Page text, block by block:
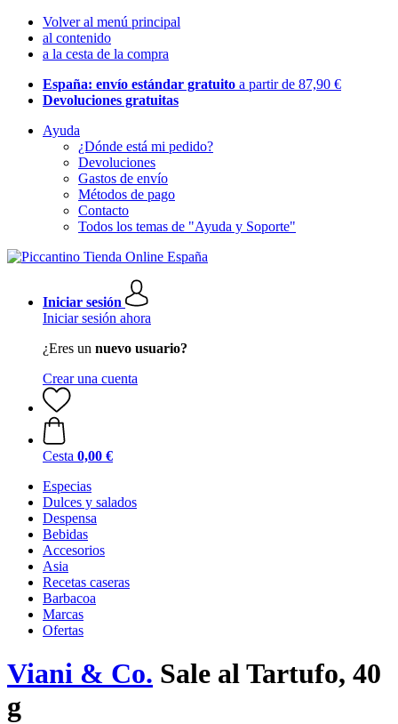
Volver al menú principal
al contenido
a la cesta de la compra
España: envío estándar gratuito a partir de 87,90 €
Devoluciones gratuitas
Ayuda
¿Dónde está mi pedido?
Devoluciones
Gastos de envío
Métodos de pago
Contacto
Todos los temas de "Ayuda y Soporte"
Iniciar sesión
Iniciar sesión ahora
¿Eres un nuevo usuario?
Crear una cuenta
Cesta 0,00 €
Especias
Dulces y salados
Despensa
Bebidas
Accesorios
Asia
Recetas caseras
Barbacoa
Marcas
Ofertas
Viani & Co. Sale al Tartufo, 40
g